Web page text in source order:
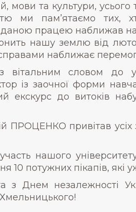
мови та культури,
ми пам’ятаємо тих,
працею наближав
нашу землю від
наближає
вітальним словом до
із заочної форми
екскурс до витоків
привітав усіх
нашого
потужних пікапів, які
Днем незалежності
Хмельницького!